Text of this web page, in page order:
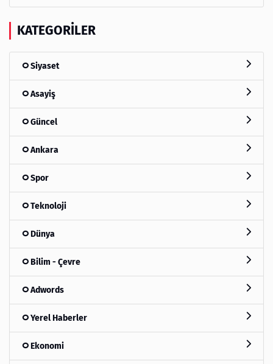
KATEGORILER
Siyaset
Asayiş
Güncel
Ankara
Spor
Teknoloji
Dünya
Bilim - Çevre
Adwords
Yerel Haberler
Ekonomi